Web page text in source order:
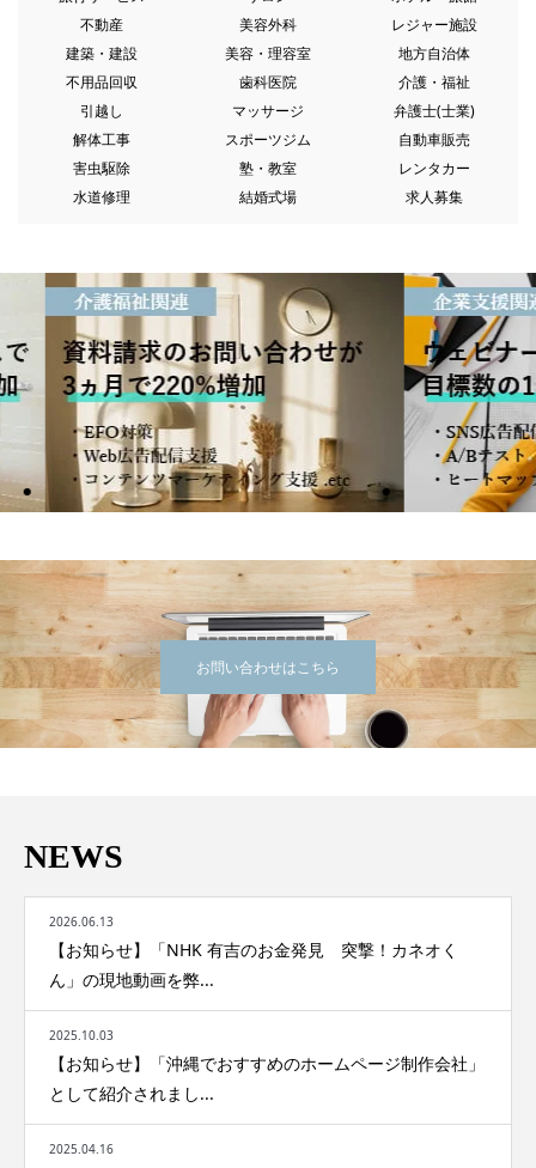
不動産
建築・建設
不用品回収
引越し
解体工事
害虫駆除
水道修理
美容外科
美容・理容室
歯科医院
マッサージ
スポーツジム
塾・教室
結婚式場
レジャー施設
地方自治体
介護・福祉
弁護士(士業)
自動車販売
レンタカー
求人募集
お問い合わせはこちら
NEWS
2026.06.13
【お知らせ】「NHK 有吉のお金発見 突撃！カネオく
ん」の現地動画を弊...
2025.10.03
【お知らせ】「沖縄でおすすめのホームページ制作会社」
として紹介されまし...
2025.04.16